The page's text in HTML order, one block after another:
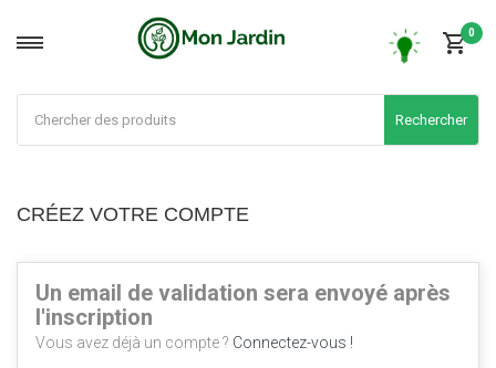
0
Rechercher
CRÉEZ VOTRE COMPTE
Un email de validation sera envoyé après
l'inscription
Vous avez déjà un compte ? Connectez-vous !